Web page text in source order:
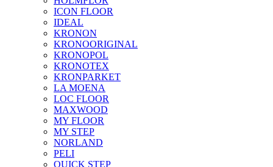
ICON FLOOR
IDEAL
KRONON
KRONOORIGINAL
KRONOPOL
KRONOTEX
KRONPARKET
LA MOENA
LOC FLOOR
MAXWOOD
MY FLOOR
MY STEP
NORLAND
PELI
QUICK STEP